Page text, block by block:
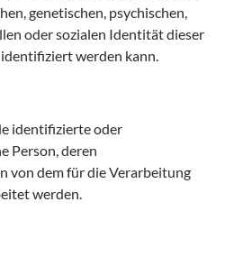
genetischen, psychischen,
oder sozialen Identität dieser
werden kann.
identifizierte oder
Person, deren
von dem für die Verarbeitung
werden.